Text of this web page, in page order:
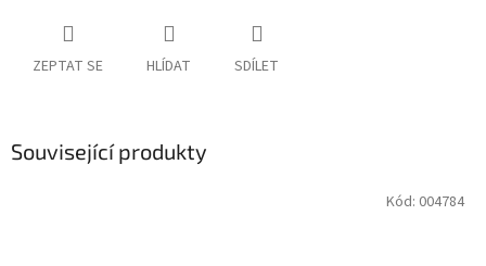
ZEPTAT SE HLÍDAT SDÍLET
Související produkty
Kód: 004784